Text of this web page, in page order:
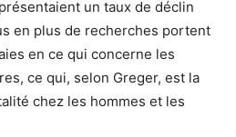
un taux de déclin
en plus de recherches portent
en ce qui concerne les
ce qui, selon Greger, est la
chez les hommes et les